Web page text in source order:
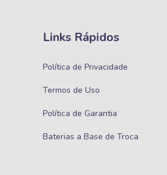
Links Rápidos
Política de Privacidade
Termos de Uso
Política de Garantia
Baterias a Base de Troca